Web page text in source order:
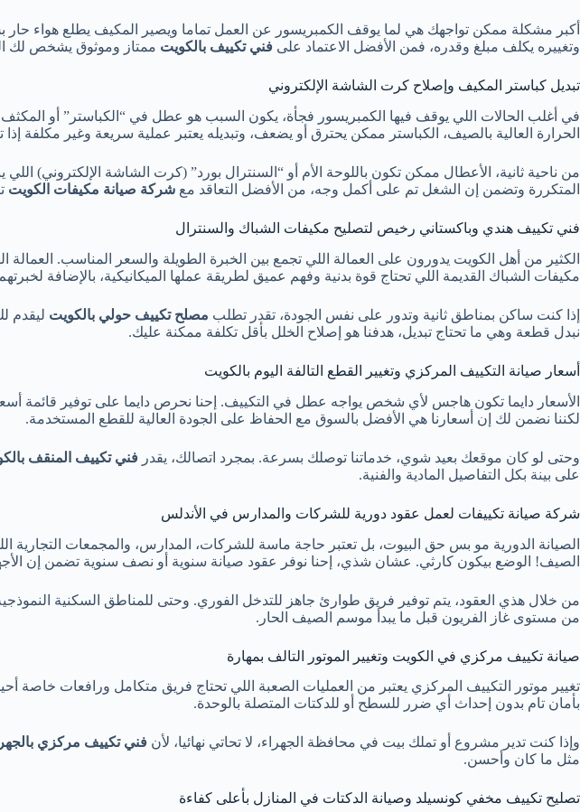
أكبر مشكلة ممكن تواجهك هي لما يوقف الكمبريسور عن العمل تماما ويصير المكيف يطلع هواء
وتغييره يكلف مبلغ وقدره، فمن الأفضل الاعتماد على فني تكييف بالكويت ممتاز وموثوق يشخص لك
تبديل كباستر المكيف وإصلاح كرت الشاشة الإلكتروني
في أغلب الحالات اللي يوقف فيها الكمبريسور فجأة، يكون السبب هو عطل في “الكباستر” أو
الحرارة العالية بالصيف، الكباستر ممكن يحترق أو يضعف، وتبديله يعتبر عملية سريعة وغير مكلفة
من ناحية ثانية، الأعطال ممكن تكون باللوحة الأم أو “السنترال بورد” (كرت الشاشة الإلكتروني)
المتكررة وتضمن إن الشغل تم على أكمل وجه، من الأفضل التعاقد مع شركة صيانة مكيفات الكويت
فني تكييف هندي وباكستاني رخيص لتصليح مكيفات الشباك والسنترال
الكثير من أهل الكويت يدورون على العمالة اللي تجمع بين الخبرة الطويلة والسعر المناسب.
مكيفات الشباك القديمة اللي تحتاج قوة بدنية وفهم عميق لطريقة عملها الميكانيكية، بالإضافة
إذا كنت ساكن بمناطق ثانية وتدور على نفس الجودة، تقدر تطلب مصلح تكييف حولي بالكويت ليقدم
نبدل قطعة وهي ما تحتاج تبديل، هدفنا هو إصلاح الخلل بأقل تكلفة ممكنة عليك.
أسعار صيانة التكييف المركزي وتغيير القطع التالفة اليوم بالكويت
الأسعار دايما تكون هاجس لأي شخص يواجه عطل في التكييف. إحنا نحرص دايما على توفير قائمة
لكننا نضمن لك إن أسعارنا هي الأفضل بالسوق مع الحفاظ على الجودة العالية للقطع المستخدمة.
وحتى لو كان موقعك بعيد شوي، خدماتنا توصلك بسرعة. بمجرد اتصالك، يقدر فني تكييف المنقف
على بينة بكل التفاصيل المادية والفنية.
شركة صيانة تكييفات لعمل عقود دورية للشركات والمدارس في الأندلس
الصيانة الدورية مو بس حق البيوت، بل تعتبر حاجة ماسة للشركات، المدارس، والمجمعات
الصيف! الوضع بيكون كارثي. عشان شذي، إحنا نوفر عقود صيانة سنوية أو نصف سنوية تضمن إن
من خلال هذي العقود، يتم توفير فريق طوارئ جاهز للتدخل الفوري. وحتى للمناطق السكنية
من مستوى غاز الفريون قبل ما يبدأ موسم الصيف الحار.
صيانة تكييف مركزي في الكويت وتغيير الموتور التالف بمهارة
تغيير موتور التكييف المركزي يعتبر من العمليات الصعبة اللي تحتاج فريق متكامل ورافعات خاصة
بأمان تام بدون إحداث أي ضرر للسطح أو للدكتات المتصلة بالوحدة.
وإذا كنت تدير مشروع أو تملك بيت في محافظة الجهراء، لا تحاتي نهائيا، لأن فني تكييف مركزي
مثل ما كان وأحسن.
تصليح تكييف مخفي كونسيلد وصيانة الدكتات في المنازل بأعلى كفاءة